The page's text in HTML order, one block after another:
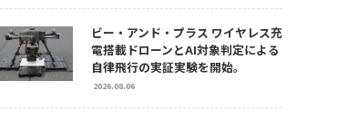
ビー・アンド・プラス ワイヤレス充
電搭載ドローンとAI対象判定による
自律飛行の実証実験を開始。
2026.08.06